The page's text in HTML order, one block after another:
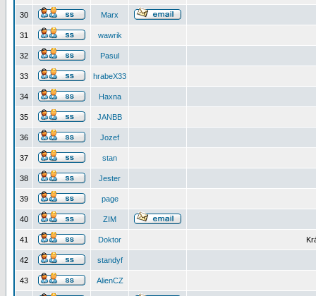
30 Marx
31 wawrik
32 Pasul
33 hrabeX33
34 Haxna
35 JANBB
36 Jozef
37 stan
38 Jester
39 page
40 ZIM
41 Doktor
42 standyf
43 AlienCZ